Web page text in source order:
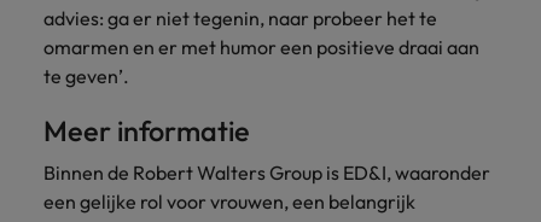
advies: ga er niet tegenin, naar probeer het te
omarmen en er met humor een positieve draai aan
te geven’.
Meer informatie
Binnen de Robert Walters Group is ED&I, waaronder
een gelijke rol voor vrouwen, een belangrijk